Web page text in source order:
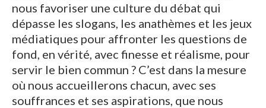
nous favoriser une culture du débat qui
dépasse les slogans, les anathèmes et les jeux
médiatiques pour affronter les questions de
fond, en vérité, avec finesse et réalisme, pour
servir le bien commun ? C’est dans la mesure
où nous accueillerons chacun, avec ses
souffrances et ses aspirations, que nous